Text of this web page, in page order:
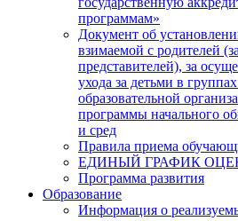
программам»
Документ об
взимаемой с родителей
представителей), за
ухода за детьми в
образовательной
программы начального
и сред
Правила приема
ЕДИНЫЙ ГРАФИК
Программа развития
Образование
Информация о